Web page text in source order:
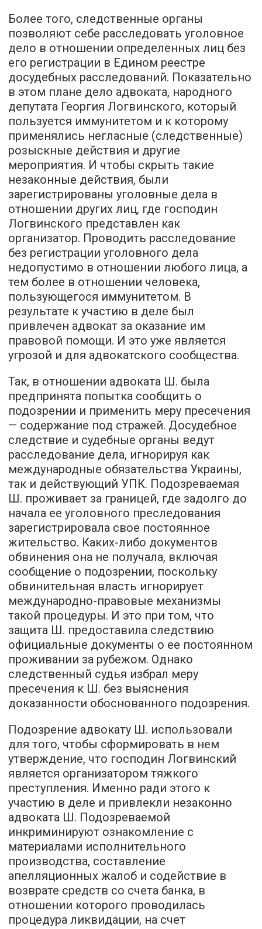
Более того, следственные органы
позволяют себе расследовать уголовное
дело в отношении определенных лиц без
его регистрации в Едином реестре
досудебных расследований. Показательно
в этом плане дело адвоката, народного
депутата Георгия Логвинского, который
пользуется иммунитетом и к которому
применялись негласные (следственные)
розыскные действия и другие
мероприятия. И чтобы скрыть такие
незаконные действия, были
зарегистрированы уголовные дела в
отношении других лиц, где господин
Логвинского представлен как
организатор. Проводить расследование
без регистрации уголовного дела
недопустимо в отношении любого лица, а
тем более в отношении человека,
пользующегося иммунитетом. В
результате к участию в деле был
привлечен адвокат за оказание им
правовой помощи. И это уже является
угрозой и для адвокатского сообщества.
Так, в отношении адвоката Ш. была
предпринята попытка сообщить о
подозрении и применить меру пресечения
— содержание под стражей. Досудебное
следствие и судебные органы ведут
расследование дела, игнорируя как
международные обязательства Украины,
так и действующий УПК. Подозреваемая
Ш. проживает за границей, где задолго до
начала ее уголовного преследования
зарегистрировала свое постоянное
жительство. Каких-либо документов
обвинения она не получала, включая
сообщение о подозрении, поскольку
обвинительная власть игнорирует
международно-правовые механизмы
такой процедуры. И это при том, что
защита Ш. предоставила следствию
официальные документы о ее постоянном
проживании за рубежом. Однако
следственный судья избрал меру
пресечения к Ш. без выяснения
доказанности обоснованного подозрения.
Подозрение адвокату Ш. использовали
для того, чтобы сформировать в нем
утверждение, что господин Логвинский
является организатором тяжкого
преступления. Именно ради этого к
участию в деле и привлекли незаконно
адвоката Ш. Подозреваемой
инкриминируют ознакомление с
материалами исполнительного
производства, составление
апелляционных жалоб и содействие в
возврате средств со счета банка, в
отношении которого проводилась
процедура ликвидации, на счет